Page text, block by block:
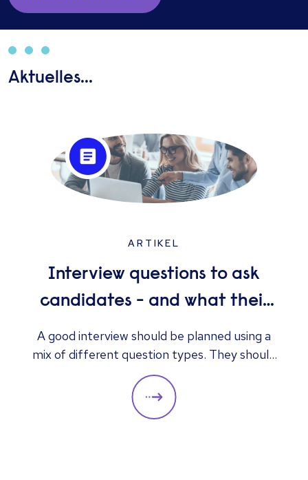
Aktuelles...
ARTIKEL
Interview questions to ask
candidates - and what their
answers mean
A good interview should be planned using a
mix of different question types. They should
always be adapted to the specific qualities
you’d like a candidate to show relevant to a
particular role. These questions should give